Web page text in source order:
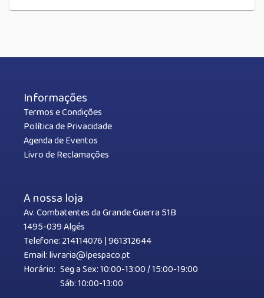
Informações
Termos e Condições
Política de Privacidade
Agenda de Eventos
Livro de Reclamações
A nossa loja
Av. Combatentes da Grande Guerra 51B
1495-039 Algés
Telefone: 214114076 |961312644
Email: livraria@lpespaco.pt
Horário: Seg a Sex: 10:00-13:00 / 15:00-19:00
Sáb: 10:00-13:00